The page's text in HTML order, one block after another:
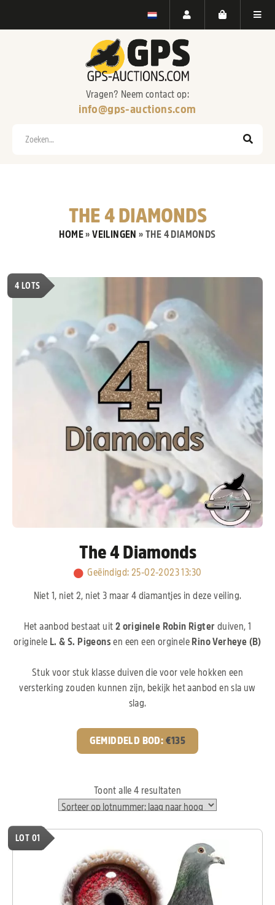
Vragen? Neem contact op:
info@gps-auctions.com
THE 4 DIAMONDS
HOME»VEILINGEN » THE 4 DIAMONDS
4 LOTS
The 4 Diamonds
Geëindigd: 25-02-2023 13:30
Niet 1, niet 2, niet 3 maar 4 diamantjes in deze veiling.
Het aanbod bestaat uit 2 originele Robin Rigter duiven, 1
originele L. & S. Pigeons en een een orginele Rino Verheye (B)
Stuk voor stuk klasse duiven die voor vele hokken een
versterking zouden kunnen zijn, bekijk het aanbod en sla uw
slag.
GEMIDDELD BOD: €135
Toont alle 4 resultaten
LOT 01